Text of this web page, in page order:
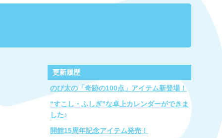
更新履歴
のび太の「奇跡の100点」アイテム新登場！
“すこし・ふしぎ”な卓上カレンダーができま
した♪
開館15周年記念アイテム発売！